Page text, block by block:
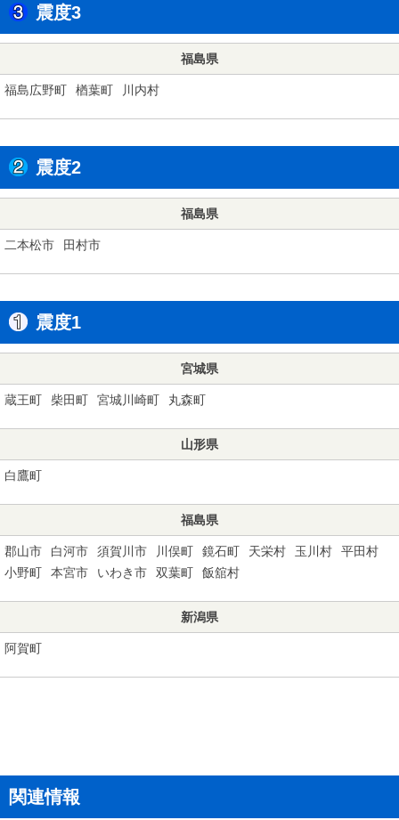
震度3
福島県
福島広野町 楢葉町 川内村
震度2
福島県
二本松市 田村市
震度1
宮城県
蔵王町 柴田町 宮城川崎町 丸森町
山形県
白鷹町
福島県
郡山市 白河市 須賀川市 川俣町 鏡石町 天栄村 玉川村
平田村
小野町
本宮市 いわき市 双葉町 飯舘村
新潟県
阿賀町
関連情報